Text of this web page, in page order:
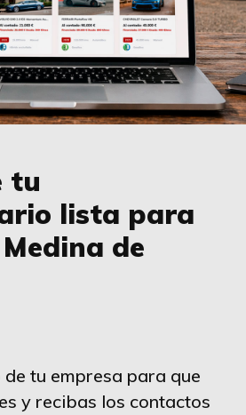
tu
lista para
de
de tu empresa para que
y recibas los contactos